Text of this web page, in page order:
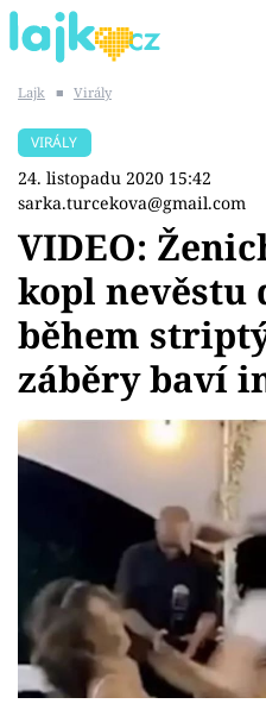
SHOPAHOLICADEL
Témata
Showbyznys
Youtubeři
Virály
Sex a vztahy
Videa
Sledujte prima+
Lajk ■ Virály
VIRÁLY
24. listopadu 2020 15:42
sarka.turcekova@gmail.com
VIDEO:
kopl nevěstu
během
záběry baví